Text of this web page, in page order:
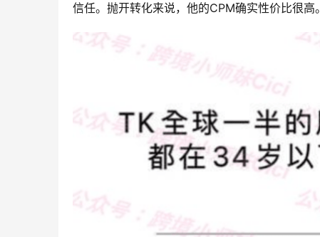
信任。抛开转化来说，他的CPM确实性价比很高。